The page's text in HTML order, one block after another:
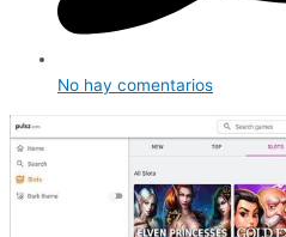
No hay comentarios